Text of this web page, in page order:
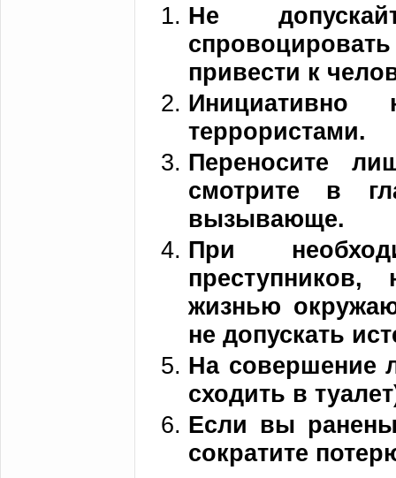
Не
привести к
террористами.
Переносите
смотрите в
вызывающе.
При
жизнью
не допускать
На совершение
сходить в
Если вы
сократите